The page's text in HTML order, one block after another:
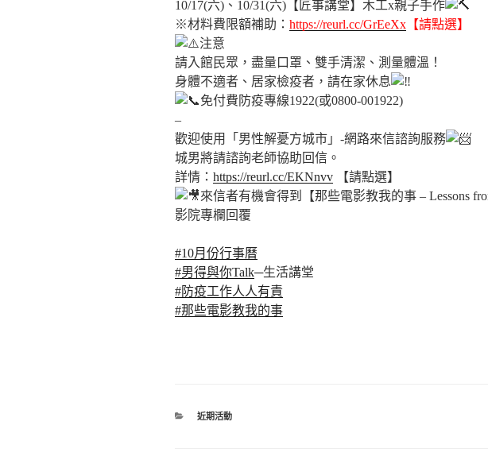
10/17(六)、10/31(六)【匠事講堂】木工x親子手作
※材料費限額補助： https://reurl.cc/GrEeXx 【請點選】
注意
請入館民眾，盡量口罩、雙手清潔、測量體溫！
身體不適者、居家檢疫者，請在家休息
免付費防疫專線1922(或0800-001922)
–
歡迎使用「男性解憂方城市」-網路來信諮詢服務
城男將請諮詢老師協助回信。
詳情： https://reurl.cc/EKNnvv 【請點選】
來信者有機會得到【那些電影教我的事 – Lessons
影院專欄回覆
#10月份行事曆
#男得與你Talk─生活講堂
#防疫工作人人有責
#那些電影教我的事
分
近期活動